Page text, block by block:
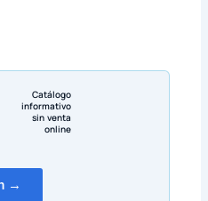
Catálogo
informativo
sin venta
online
→